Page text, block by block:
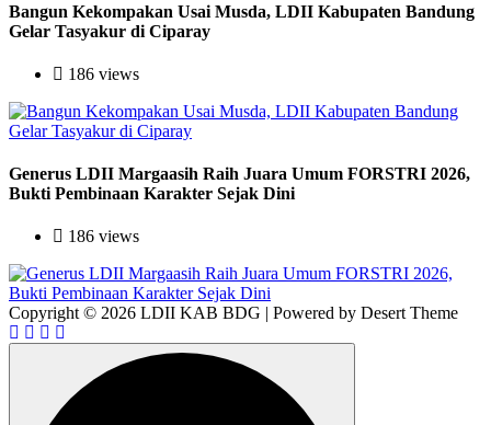
Bangun Kekompakan Usai Musda, LDII Kabupaten Bandung
Gelar Tasyakur di Ciparay
186 views
Generus LDII Margaasih Raih Juara Umum FORSTRI 2026,
Bukti Pembinaan Karakter Sejak Dini
186 views
Copyright © 2026 LDII KAB BDG | Powered by Desert Theme